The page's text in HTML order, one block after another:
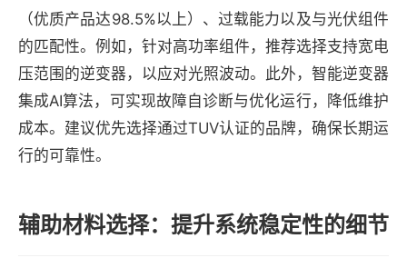
（优质产品达98.5%以上）、过载能力以及与光伏组件
的匹配性。例如，针对高功率组件，推荐选择支持宽电
压范围的逆变器，以应对光照波动。此外，智能逆变器
集成AI算法，可实现故障自诊断与优化运行，降低维护
成本。建议优先选择通过TUV认证的品牌，确保长期运
行的可靠性。
辅助材料选择：提升系统稳定性的细节